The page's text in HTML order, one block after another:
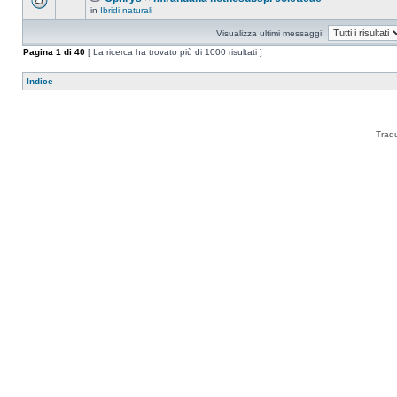
in Ibridi naturali
Visualizza ultimi messaggi:
Pagina 1 di 40 [ La ricerca ha trovato più di 1000 risultati ]
Indice